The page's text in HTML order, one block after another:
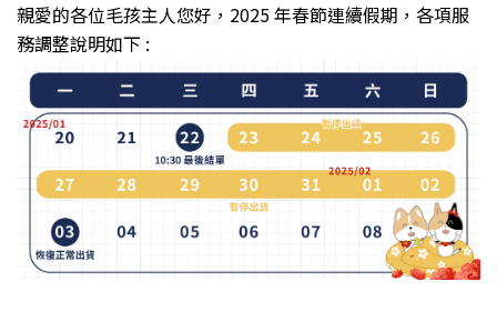
親愛的各位毛孩主人您好， 2025 年春節連續假期，各項服
務調整說明如下 :